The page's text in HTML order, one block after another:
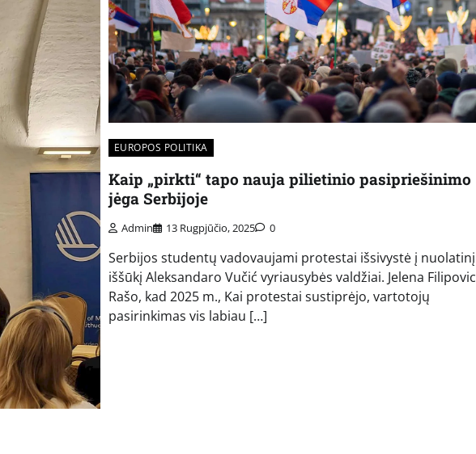
EUROPOS POLITIKA
Kaip „pirkti“ tapo nauja pilietinio pasipriešinimo
jėga Serbijoje
Admin 13 Rugpjūčio, 2025 0
Serbijos studentų vadovaujami protestai išsivystė į nuolatinį
iššūkį Aleksandaro Vučić vyriausybės valdžiai. Jelena Filipovic
Rašo, kad 2025 m., Kai protestai sustiprėjo, vartotojų
pasirinkimas vis labiau […]